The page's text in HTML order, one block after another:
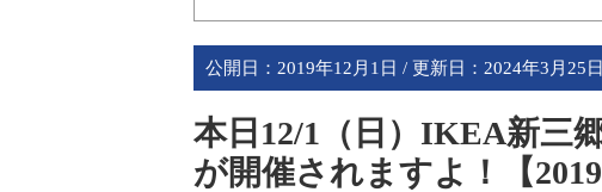
公開日： 2019年12月1日 / 更新日： 2024年3月25日
本日12/1（日）IKEA新三
が開催されますよ！【2019